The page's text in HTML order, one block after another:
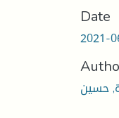
Date
2021-
حسين